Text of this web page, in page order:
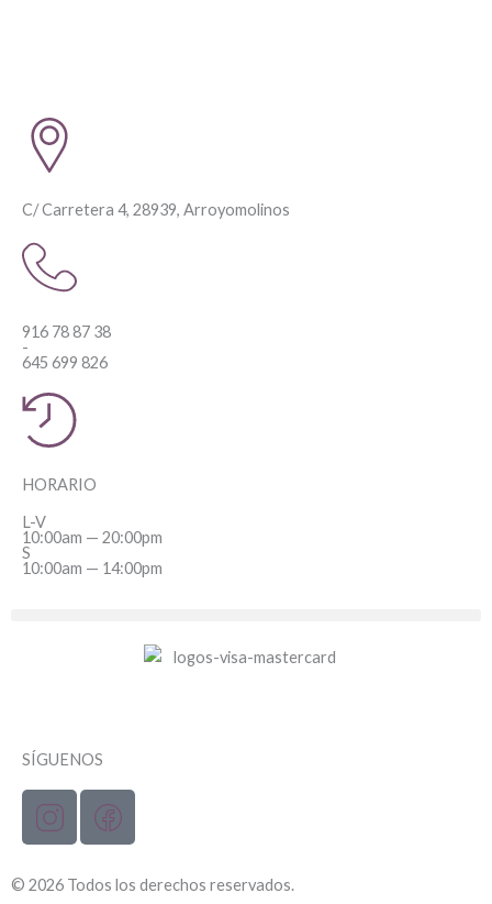
C/ Carretera 4, 28939, Arroyomolinos
916 78 87 38
-
645 699 826
HORARIO
L-V
10:00am — 20:00pm
S
10:00am — 14:00pm
SÍGUENOS
© 2026 Todos los derechos reservados.